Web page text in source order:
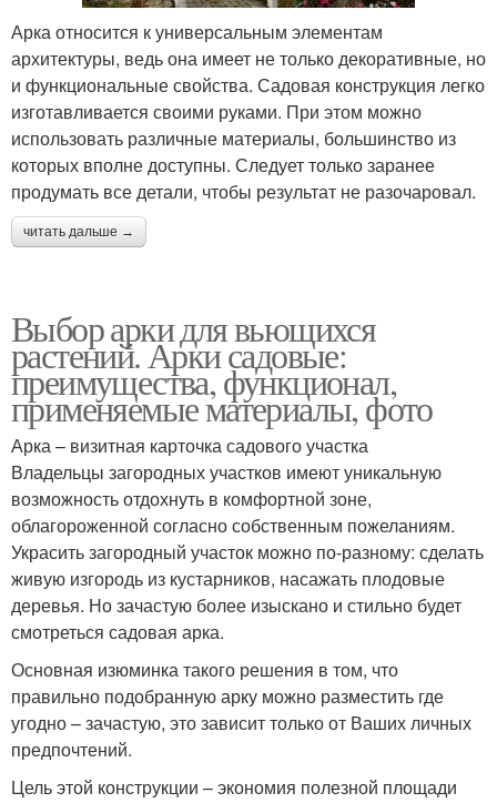
Арка относится к универсальным элементам
архитектуры, ведь она имеет не только декоративные, но
и функциональные свойства. Садовая конструкция легко
изготавливается своими руками. При этом можно
использовать различные материалы, большинство из
которых вполне доступны. Следует только заранее
продумать все детали, чтобы результат не разочаровал.
читать дальше →
Выбор арки для вьющихся
растений. Арки садовые:
преимущества, функционал,
применяемые материалы, фото
Арка – визитная карточка садового участка
Владельцы загородных участков имеют уникальную
возможность отдохнуть в комфортной зоне,
облагороженной согласно собственным пожеланиям.
Украсить загородный участок можно по-разному: сделать
живую изгородь из кустарников, насажать плодовые
деревья. Но зачастую более изыскано и стильно будет
смотреться садовая арка.
Основная изюминка такого решения в том, что
правильно подобранную арку можно разместить где
угодно – зачастую, это зависит только от Ваших личных
предпочтений.
Цель этой конструкции – экономия полезной площади